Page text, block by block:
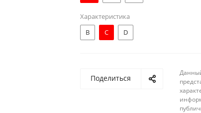
Характеристика
B
C D
Поделиться